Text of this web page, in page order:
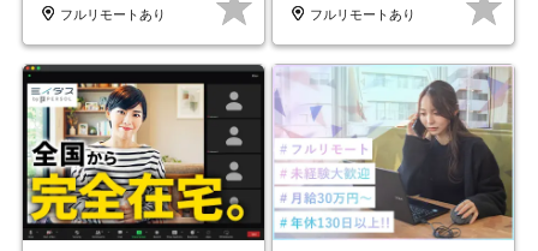
フルリモートあり フルリモートあり